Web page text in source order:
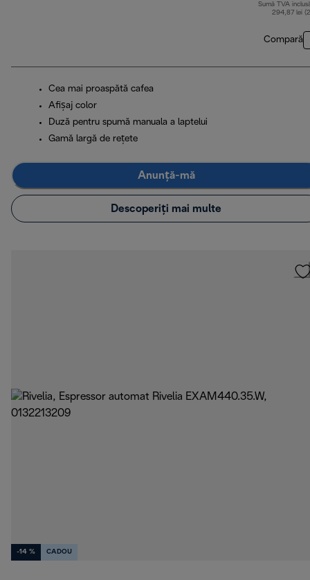
Sumă TVA
294,87 lei
Compară
Cea mai proaspătă cafea
Afișaj color
Duză pentru spumă manuala a laptelui
Gamă largă de rețete
Anunță-mă
Descoperiți mai multe
-14 % CADOU